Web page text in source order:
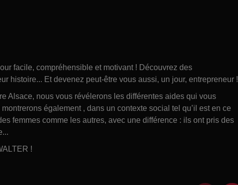
facile, compréhensible et motivant ! Découvrez des
histoire... Et devenez peut-être vous aussi, un jour, entrepreneur !
Alsace, nous vous révélerons les différentes aides qui vous
également , dans un contexte social tel qu’il est en ce
femmes comme les autres, avec une différence : ils ont pris des
!